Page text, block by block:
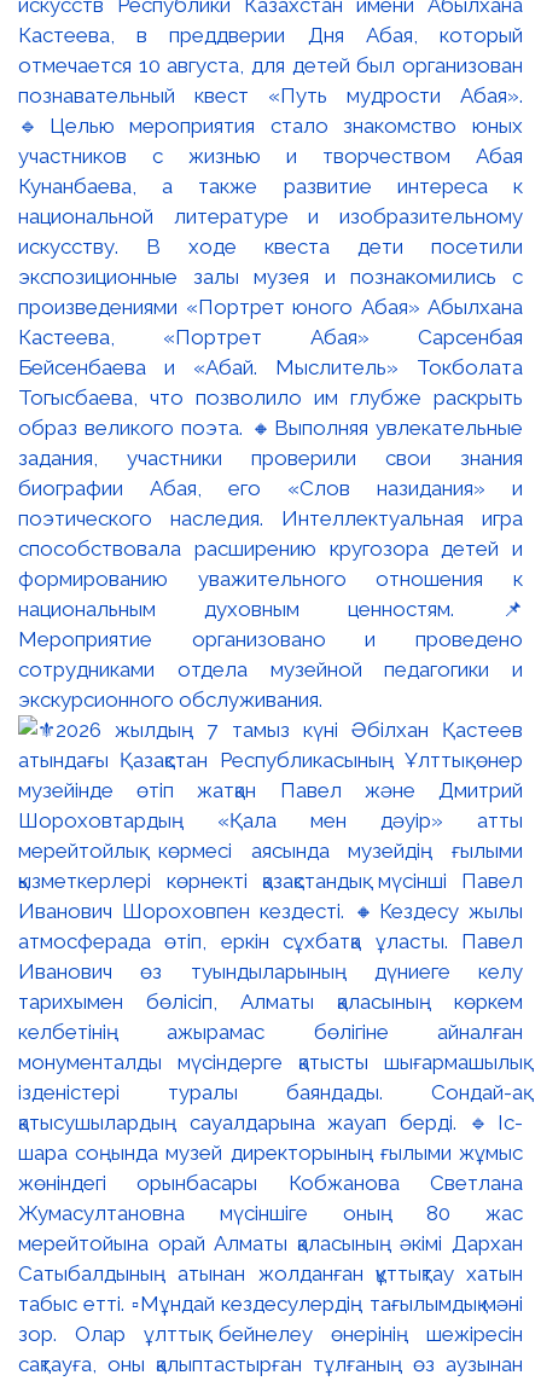
Кастеева, в преддверии Дня Абая, который
отмечается 10 августа, для детей был организован
познавательный квест «Путь мудрости Абая».
🔹Целью мероприятия стало знакомство юных
участников с жизнью и творчеством Абая
Кунанбаева, а также развитие интереса к
национальной литературе и изобразительному
искусству. В ходе квеста дети посетили
экспозиционные залы музея и познакомились с
произведениями «Портрет юного Абая» Абылхана
Кастеева, «Портрет Абая» Сарсенбая
Бейсенбаева и «Абай. Мыслитель» Токболата
Тогысбаева, что позволило им глубже раскрыть
образ великого поэта. 🔸Выполняя увлекательные
задания, участники проверили свои знания
биографии Абая, его «Слов назидания» и
поэтического наследия. Интеллектуальная игра
способствовала расширению кругозора детей и
формированию уважительного отношения к
национальным духовным ценностям. 📌
Мероприятие организовано и проведено
сотрудниками отдела музейной педагогики и
экскурсионного обслуживания.